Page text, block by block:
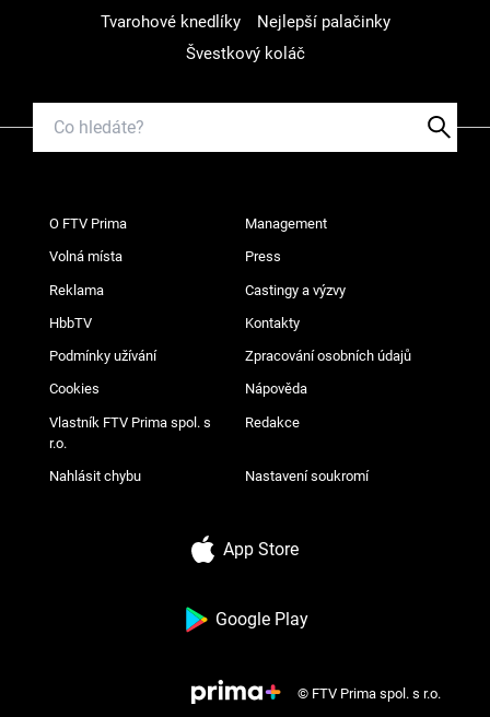
Tvarohové knedlíky
Nejlepší palačinky
Švestkový koláč
O FTV Prima Management
Volná místa Press
Reklama Castingy a výzvy
HbbTV Kontakty
Podmínky užívání Zpracování osobních údajů
Cookies Nápověda
Vlastník FTV Prima spol. s
r.o.
Redakce
Nahlásit chybu Nastavení soukromí
App Store
Google Play
© FTV Prima spol. s r.o.